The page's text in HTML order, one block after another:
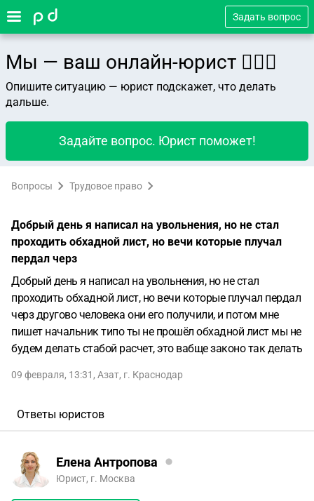
Задать вопрос
Мы — ваш онлайн-юрист 👨🏻‍⚖️
Опишите ситуацию — юрист подскажет, что делать
дальше.
Задайте вопрос. Юрист поможет!
Вопросы Трудовое право
Добрый день я написал на увольнения, но не стал
проходить обхадной лист, но вечи которые плучал
пердал черз
Добрый день я написал на увольнения, но не стал
проходить обхадной лист, но вечи которые плучал пердал
черз другово человека они его получили, и потом мне
пишет начальник типо ты не прошёл обхадной лист мы не
будем делать стабой расчет, это вабще законо так делать
09 февраля, 13:31 , Азат, г. Краснодар
Ответы юристов
Елена Антропова
Юрист, г. Москва